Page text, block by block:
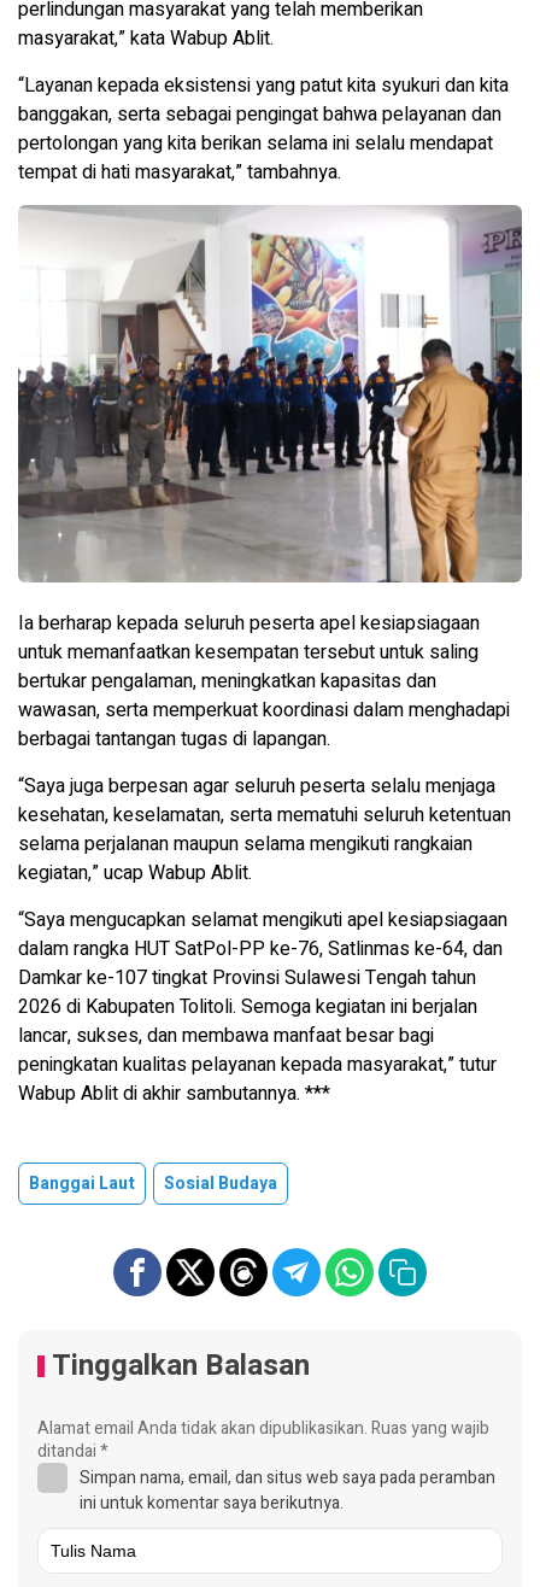
perlindungan masyarakat yang telah memberikan
masyarakat,” kata Wabup Ablit.
“Layanan kepada eksistensi yang patut kita syukuri dan kita
banggakan, serta sebagai pengingat bahwa pelayanan dan
pertolongan yang kita berikan selama ini selalu mendapat
tempat di hati masyarakat,” tambahnya.
Ia berharap kepada seluruh peserta apel kesiapsiagaan
untuk memanfaatkan kesempatan tersebut untuk saling
bertukar pengalaman, meningkatkan kapasitas dan
wawasan, serta memperkuat koordinasi dalam menghadapi
berbagai tantangan tugas di lapangan.
“Saya juga berpesan agar seluruh peserta selalu menjaga
kesehatan, keselamatan, serta mematuhi seluruh ketentuan
selama perjalanan maupun selama mengikuti rangkaian
kegiatan,” ucap Wabup Ablit.
“Saya mengucapkan selamat mengikuti apel kesiapsiagaan
dalam rangka HUT SatPol-PP ke-76, Satlinmas ke-64, dan
Damkar ke-107 tingkat Provinsi Sulawesi Tengah tahun
2026 di Kabupaten Tolitoli. Semoga kegiatan ini berjalan
lancar, sukses, dan membawa manfaat besar bagi
peningkatan kualitas pelayanan kepada masyarakat,” tutur
Wabup Ablit di akhir sambutannya. ***
Banggai Laut Sosial Budaya
Tinggalkan Balasan
Alamat email Anda tidak akan dipublikasikan.Ruas yang wajib
ditandai*
Simpan nama, email, dan situs web saya pada peramban
ini untuk komentar saya berikutnya.